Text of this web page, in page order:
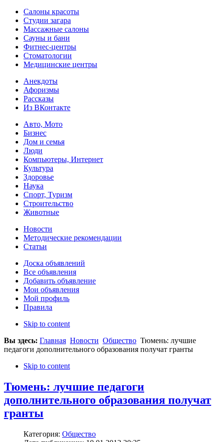
Салоны красоты
Студии загара
Массажные салоны
Сауны и бани
Фитнес-центры
Стоматологии
Медицинские центры
Анекдоты
Афоризмы
Рассказы
Из ВКонтакте
Авто, Мото
Бизнес
Дом и семья
Люди
Компьютеры, Интернет
Культура
Здоровье
Наука
Спорт, Туризм
Строительство
Животные
Новости
Методические рекомендации
Статьи
Доска объявлений
Все объявления
Добавить объявление
Мои объявления
Мой профиль
Правила
Skip to content
Вы здесь: Главная Новости Общество Тюмень: лучшие
педагоги дополнительного образования получат гранты
Skip to content
Тюмень: лучшие педагоги
дополнительного образования получат
гранты
Категория: Общество